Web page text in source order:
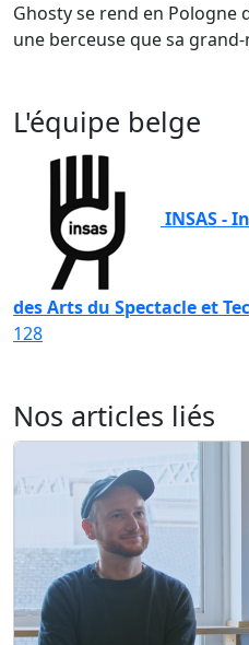
Ghosty se rend en
une berceuse que sa
L'équipe belge
INSAS -
des Arts du Spectacle et
128
Nos articles liés